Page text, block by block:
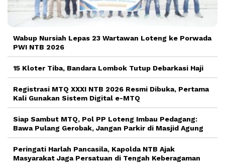
Wabup Nursiah Lepas 23 Wartawan Loteng ke Porwada
PWI NTB 2026
15 Kloter Tiba, Bandara Lombok Tutup Debarkasi Haji
Registrasi MTQ XXXI NTB 2026 Resmi Dibuka, Pertama
Kali Gunakan Sistem Digital e-MTQ
Siap Sambut MTQ, Pol PP Loteng Imbau Pedagang:
Bawa Pulang Gerobak, Jangan Parkir di Masjid Agung
Peringati Harlah Pancasila, Kapolda NTB Ajak
Masyarakat Jaga Persatuan di Tengah Keberagaman